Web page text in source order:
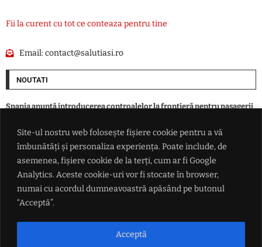
Site-ul nostru web folosește fișiere cookie pentru a vă
îmbunătăți și personaliza experiența. Poate include, de
asemenea, fișiere cookie de la terți, cum ar fi Google
Analytics. Aceste cookie-uri vor fi stocate în browser,
numai cu acordul dumneavoastră apăsând pe butonul
“Acceptă”.
Acceptă
Fii la curent cu tot ce conteaza pentru tine
Email:contact@salutiasi.ro
NOUTATI
Spania anunță introducerea controalelor la frontieră pentru pasagerii
Peste 100 de intervenții ale polițiștilor ieșeni într-o zi. Amenzi de peste
172.000 de lei și 37 de infracțiuni constatate
Astrele nu se aliniază deloc pentru Donald Trump. Instanța a blocat
construirea sălii de bal de la Casa Albă
Șofer de 45 de ani, prins băut la volan în Iași. Alcoolemie de 1,64 mg/l și